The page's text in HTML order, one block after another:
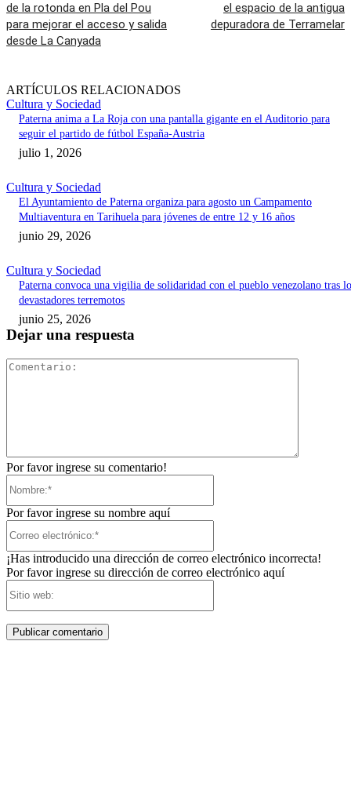
de la rotonda en Pla del Pou
para mejorar el acceso y salida
desde La Canyada
el espacio de la antigua
depuradora de Terramelar
ARTÍCULOS RELACIONADOS
Cultura y Sociedad
Paterna anima a La Roja con una pantalla gigante en el Auditorio para
seguir el partido de fútbol España-Austria
julio 1, 2026
Cultura y Sociedad
El Ayuntamiento de Paterna organiza para agosto un Campamento
Multiaventura en Tarihuela para jóvenes de entre 12 y 16 años
junio 29, 2026
Cultura y Sociedad
Paterna convoca una vigilia de solidaridad con el pueblo venezolano tras
devastadores terremotos
junio 25, 2026
Dejar una respuesta
Por favor ingrese su comentario!
Por favor ingrese su nombre aquí
¡Has introducido una dirección de correo electrónico incorrecta!
Por favor ingrese su dirección de correo electrónico aquí